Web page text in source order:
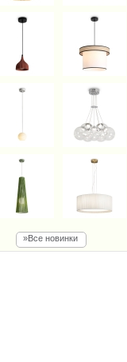
»Все новинки